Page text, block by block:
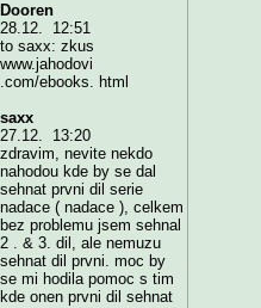
Dooren
28.12. 12:51
to saxx: zkus
www.jahodovi
.com/ebooks. html
saxx
27.12. 13:20
zdravim, nevite nekdo
nahodou kde by se dal
sehnat prvni dil serie
nadace ( nadace ), celkem
bez problemu jsem sehnal
2 . & 3. dil, ale nemuzu
sehnat dil prvni. moc by
se mi hodila pomoc s tim
kde onen prvni dil sehnat